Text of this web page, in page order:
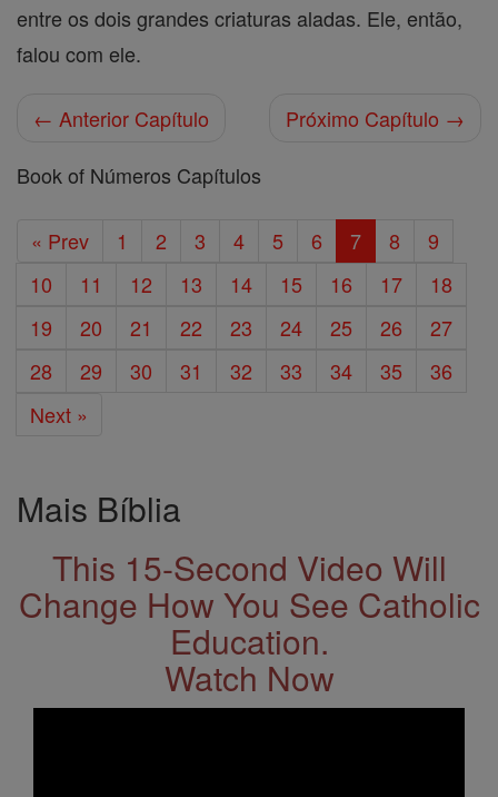
entre os dois grandes criaturas aladas. Ele, então,
falou com ele.
← Anterior Capítulo
Próximo Capítulo →
Book of Números Capítulos
« Prev 1 2 3 4 5 6 7 8
9
10
11 12 13 14 15 16 17
18
19
20 21 22 23 24 25 26
27
28
29 30 31 32 33 34 35
36
Next »
Mais Bíblia
This 15-Second Video Will
Change How You See Catholic
Education.
Watch Now